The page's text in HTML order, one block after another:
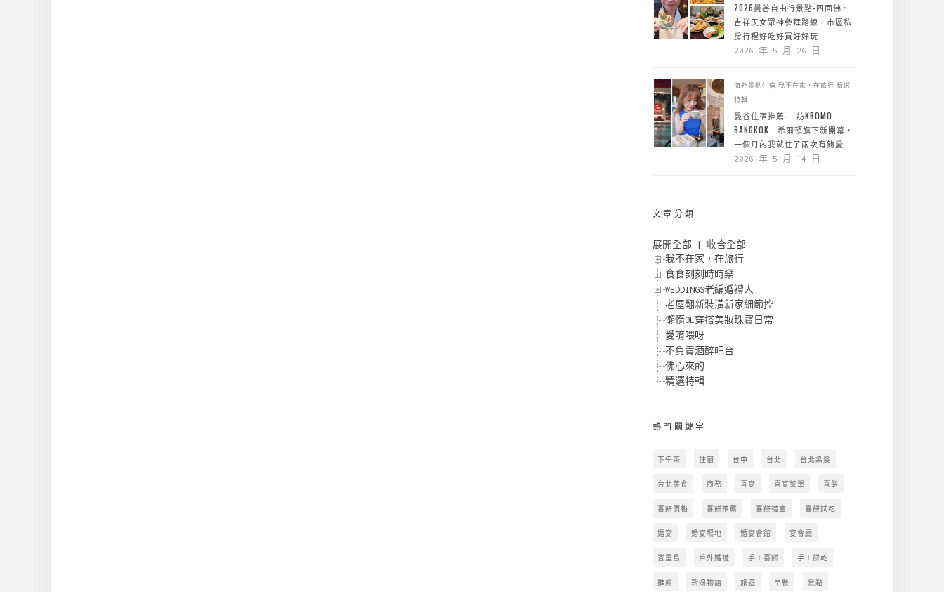
2026曼谷自由行景點-四面佛、
吉祥天女眾神參拜路線，市區私
房行程好吃好買好好玩
2026 年 5 月 26 日
海外景點住宿 我不在家，在旅行 精選
特輯
曼谷住宿推薦-二訪KROMO
BANGKOK｜希爾頓旗下新開幕，
一個月內我就住了兩次有夠愛
2026 年 5 月 14 日
文章分類
展開全部
收合全部
我不在家，在旅行
食食刻刻時時樂
WEDDINGS老編婚禮人
老屋翻新裝潢新家細節控
懶惰OL穿搭美妝珠寶日常
愛唷喂呀
不負責酒醉吧台
佛心來的
精選特輯
熱門關鍵字
下午茶 住宿 台中 台北 台北染髮
台北美食 商務 喜宴 喜宴菜單 喜餅
喜餅價格 喜餅推薦 喜餅禮盒 喜餅試吃
婚宴 婚宴場地 婚宴會館 宴會廳
峇里島 戶外婚禮 手工喜餅 手工餅乾
推薦 新娘物語 旅遊 早餐 景點